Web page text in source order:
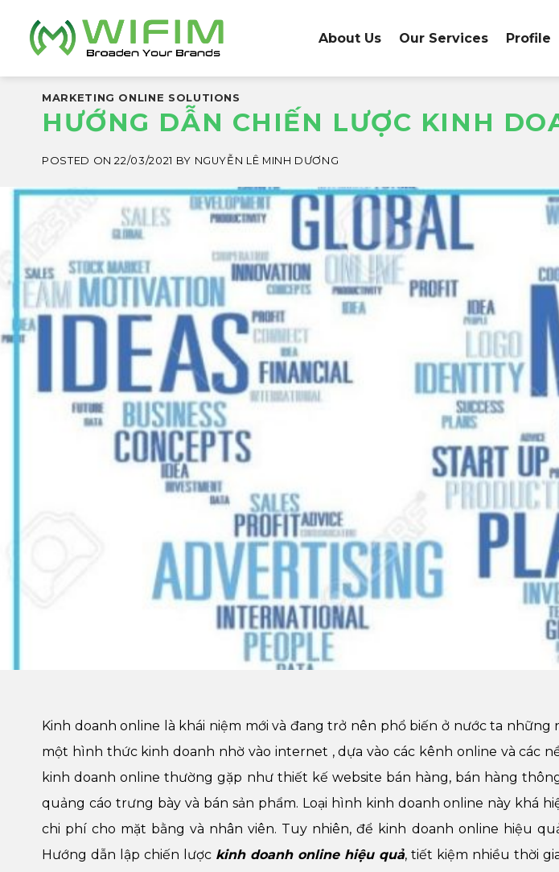
content
About Us Our Services Profile
MARKETING ONLINE SOLUTIONS
HƯỚNG DẪN CHIẾN LƯỢC KINH
POSTED ON22/03/2021 BY NGUYỄN LÊ MINH DƯƠNG
Kinh doanh online là khái niệm mới và đang trở nên phổ biến ở nước ta những
một hình thức kinh doanh nhờ vào internet , dựa vào các kênh online và các
kinh doanh online thường gặp như thiết kế website bán hàng, bán hàng
quảng cáo trưng bày và bán sản phẩm. Loại hình kinh doanh online này khá
chi phí cho mặt bằng và nhân viên. Tuy nhiên, để kinh doanh online hiệu
Hướng dẫn lập chiến lược kinh doanh online hiệu quả, tiết kiệm nhiều thời